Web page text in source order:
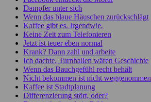
Dampfer unter sich
Wenn das blaue Häuschen zurückschlägt
Kaffee gibt es. Irgendwie.
Keine Zeit zum Telefonieren
Jetzt ist teuer eben normal
Krank? Dann zahl und arbeite
Ich dachte, Turnhallen wären Geschichte
Wenn das Bauchgefühl recht behält
Nicht bekommen ist nicht weggenommen
Kaffee ist Stadtplanung
Differenzierung stört, oder?